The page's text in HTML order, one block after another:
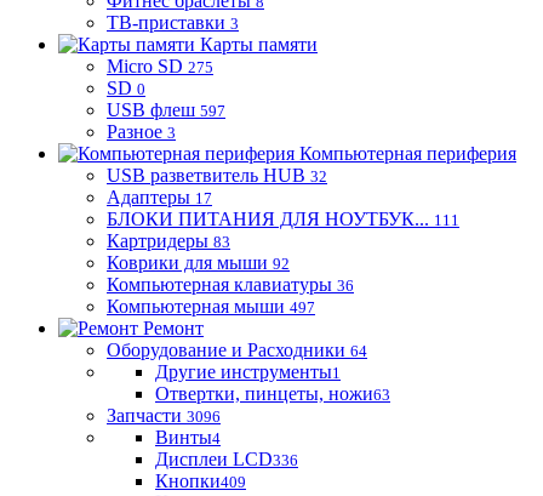
ТВ-приставки 3
Карты памяти
Micro SD 275
SD 0
USB флеш 597
Разное 3
Компьютерная периферия
USB разветвитель HUB 32
Адаптеры 17
БЛОКИ ПИТАНИЯ ДЛЯ НОУТБУК... 111
Картридеры 83
Коврики для мыши 92
Компьютерная клавиатуры 36
Компьютерная мыши 497
Ремонт
Оборудование и Расходники 64
Другие инструменты1
Отвертки, пинцеты, ножи63
Запчасти 3096
Винты4
Дисплеи LCD336
Кнопки409